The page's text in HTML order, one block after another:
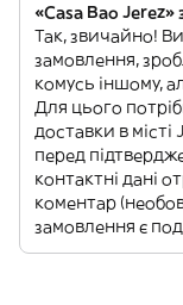
«Casa Bao
Так, звичайно!
замовлення,
комусь іншому,
Для цього
доставки в
перед
контактні дані
коментар
замовлення є